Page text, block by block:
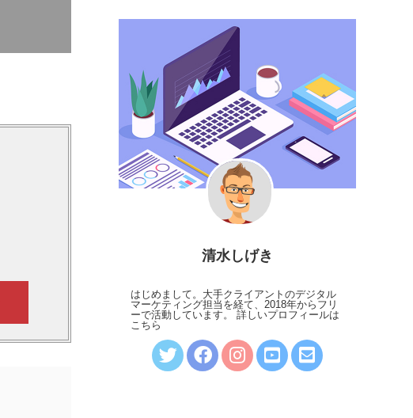
清水しげき
はじめまして。大手クライアントのデジタル
マーケティング担当を経て、2018年からフリ
ーで活動しています。 詳しいプロフィールは
こちら